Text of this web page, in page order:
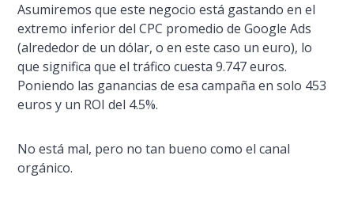
Asumiremos que este negocio está gastando en el
extremo inferior del CPC promedio de Google Ads
(alrededor de un dólar, o en este caso un euro), lo
que significa que el tráfico cuesta 9.747 euros.
Poniendo las ganancias de esa campaña en solo 453
euros y un ROI del 4.5%.
No está mal, pero no tan bueno como el canal
orgánico.